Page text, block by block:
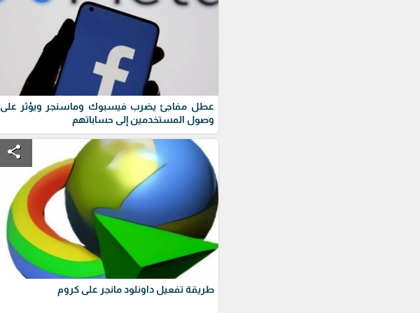
عطل مفاجئ يضرب فيسبوك وماسنجر ويؤثر على
وصول المستخدمين إلى حساباتهم
share
طريقة تفعيل داونلود مانجر على كروم